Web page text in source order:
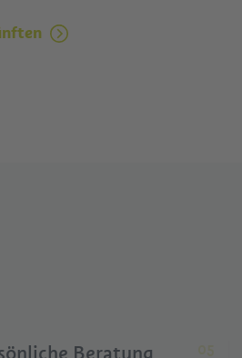
Beratung